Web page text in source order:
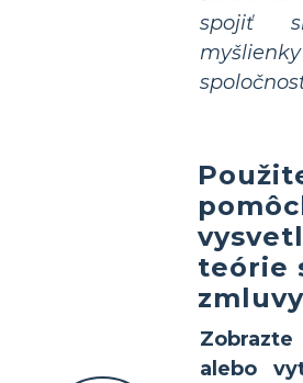
spojiť
teórie
zmluvy
alebo